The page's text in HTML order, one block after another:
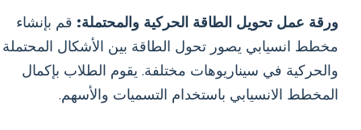
ورقة عمل تحويل الطاقة الحركية والمحتملة: قم بإنشاء
مخطط انسيابي يصور تحول الطاقة بين الأشكال المحتملة
والحركية في سيناريوهات مختلفة. يقوم الطلاب بإكمال
المخطط الانسيابي باستخدام التسميات والأسهم.